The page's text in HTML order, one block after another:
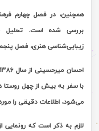
همچنین، در فصل چهارم
بررسی شده است. تحلیل
زیبایی‌شناسی هنری، فصل
احسان میرحسینی از سال۱۳۸۶
با سفر به بیش از چهل روستا
می‌شود، اطلاعات دقیقی را
لازم به ذکر است که